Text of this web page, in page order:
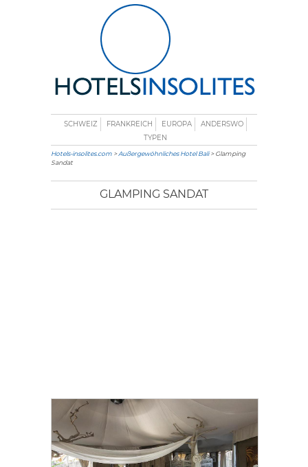
SCHWEIZ FRANKREICH EUROPA
ANDERSWO
TYPEN
Hotels-insolites.com >Außergewöhnliches Hotel Bali> Glamping
Sandat
GLAMPING SANDAT